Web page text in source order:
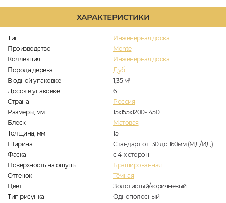
ХАРАКТЕРИСТИКИ
Тип
Инженерная доска
Производство
Monte
Коллекция
Инженерная доска
Порода дерева
Дуб
В одной упаковке
1,35 м2
Досок в упаковке
6
Страна
Россия
Размеры, мм
15х155х1200-1450
Блеск
Матовая
Толщина, мм
15
Ширина
Стандарт от 130 до 160мм (МД/ИД)
Фаска
с 4-х сторон
Поверхность на ощупь
Брашированная
Оттенок
Тёмная
Цвет
Золотистый/коричневый
Тип рисунка
Однополосный